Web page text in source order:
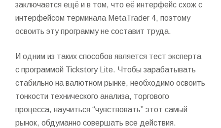
заключается ещё и в том, что её интерфейс схож с
интерфейсом терминала MetaTrader 4, поэтому
освоить эту программу не составит труда.
И одним из таких способов является тест эксперта
с программой Tickstory Lite. Чтобы зарабатывать
стабильно на валютном рынке, необходимо освоить
тонкости технического анализа, торгового
процесса, научиться “чувствовать” этот самый
рынок, обдуманно совершать все действия.